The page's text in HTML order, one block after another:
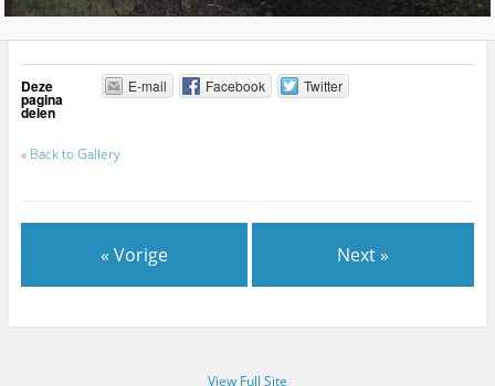
Deze
pagina
delen
E-mail Facebook Twitter
« Back to Gallery
« Vorige Next »
View Full Site